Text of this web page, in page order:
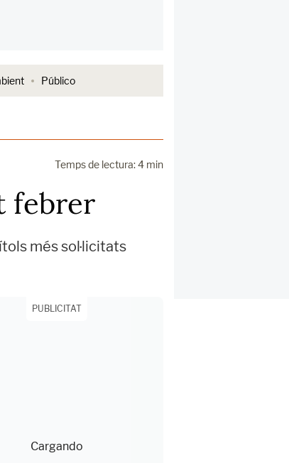
Público
Temps de lectura: 4 min
febrer
més sol·licitats
PUBLICITAT